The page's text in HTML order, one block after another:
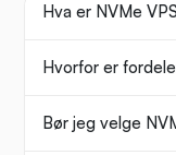
Hva er NVMe
Hvorfor er
Bør jeg velge